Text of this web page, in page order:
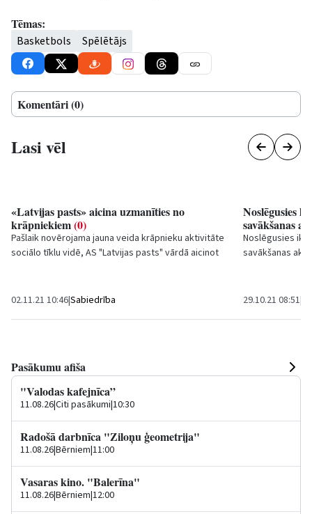
Tēmas:
Basketbols Spēlētājs
Komentāri (0)
Lasi vēl
«Latvijas pasts» aicina uzmanīties no
krāpniekiem(0)
Pašlaik novērojama jauna veida krāpnieku aktivitāte
sociālo tīklu vidē, AS "Latvijas pasts" vārdā aicinot
02.11.21 10:46|Sabiedrība
Noslēgusies
savākšanas
Noslēgusies
savākšanas
29.10.21 08:51|
Pasākumu afiša
"Valodas kafejnīca”
11.08.26|Citi pasākumi|10:30
Radošā darbnīca "Ziloņu ģeometrija"
11.08.26|Bērniem|11:00
Vasaras kino. "Balerīna"
11.08.26|Bērniem|12:00